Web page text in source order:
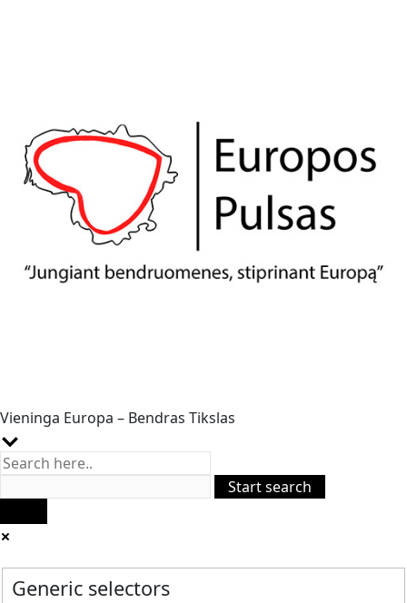
Vieninga Europa – Bendras Tikslas
Generic selectors